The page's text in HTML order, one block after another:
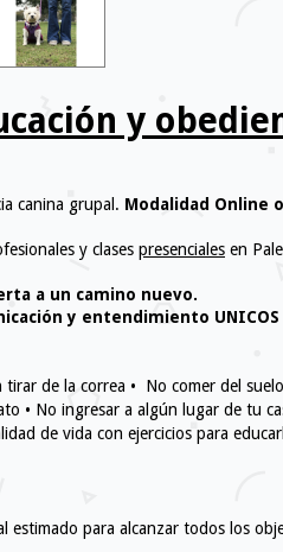
y
canina grupal. Modalidad Online
y clases presenciales en
a un camino nuevo.
y entendimiento
de la correa • No comer del
• No ingresar a algún lugar de tu
de vida con ejercicios para
estimado para alcanzar todos los